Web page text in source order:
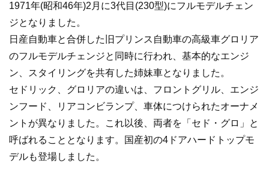
1971年(昭和46年)2月に3代目(230型)にフルモデルチェン
ジとなりました。
日産自動車と合併した旧プリンス自動車の高級車グロリア
のフルモデルチェンジと同時に行われ、基本的なエンジ
ン、スタイリングを共有した姉妹車となりました。
セドリック、グロリアの違いは、フロントグリル、エンジ
ンフード、リアコンビランプ、車体につけられたオーナメ
ントが異なりました。これ以後、両者を「セド・グロ」と
呼ばれることとなります。国産初の4ドアハードトップモ
デルも登場しました。